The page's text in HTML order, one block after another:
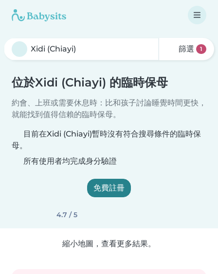
篩選 1
位於Xidi (Chiayi) 的臨時保母
約會、上班或需要休息時：比和孩子討論睡覺時間更快，
就能找到值得信賴的臨時保母。
目前在Xidi (Chiayi)暫時沒有符合搜尋條件的臨時保
母。
所有使用者均完成身分驗證
免費註冊
4.7 / 5
縮小地圖，查看更多結果。